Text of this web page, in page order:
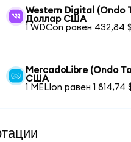
Western Digital (Ondo
Доллар США
1 WDCon равен 432,84 $
MercadoLibre (Ondo
США
1 MELIon равен 1 814,74